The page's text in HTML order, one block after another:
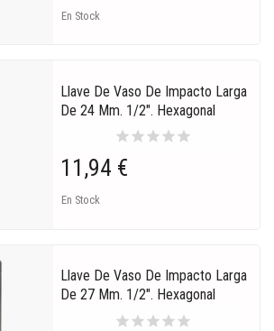
En Stock
Llave De Vaso De Impacto Larga
De 24 Mm. 1/2". Hexagonal
starstarstarstarstar
11,94 €
En Stock
Llave De Vaso De Impacto Larga
De 27 Mm. 1/2". Hexagonal
starstarstarstarstar